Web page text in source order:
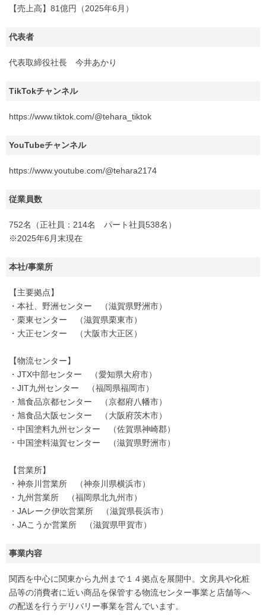
【売上高】81億円（2025年6月）
代表者
代表取締役社長 今井あかり
TikTokチャンネル
https://www.tiktok.com/@tehara_tiktok
YouTubeチャンネル
https://www.youtube.com/@tehara2174
従業員数
752名（正社員：214名 パート社員538名）
※2025年6月末現在
本社/事業所
【主要拠点】
・本社、野洲センター （滋賀県野洲市）
・栗東センター （滋賀県栗東市）
・大正センター （大阪市大正区）
【物流センター】
・JTX中部センター （愛知県大府市）
・JIT九州センター （福岡県福岡市）
・旭食品京都センター （京都府八幡市）
・旭食品大阪センター （大阪府茨木市）
・中国塗料九州センター （佐賀県神崎郡）
・中国塗料滋賀センター （滋賀県野洲市）
【営業所】
・神奈川営業所 （神奈川県横浜市）
・九州営業所 （福岡県北九州市）
・JAレーク伊吹営業所 （滋賀県長浜市）
・JAこうか営業所 （滋賀県甲賀市）
事業内容
関西を中心に関東から九州まで１４拠点を展開中。文房具や化粧
品等の消費者に近い商品を保管する物流センター事業と店舗等へ
の配送を行うデリバリー事業を営んでいます。